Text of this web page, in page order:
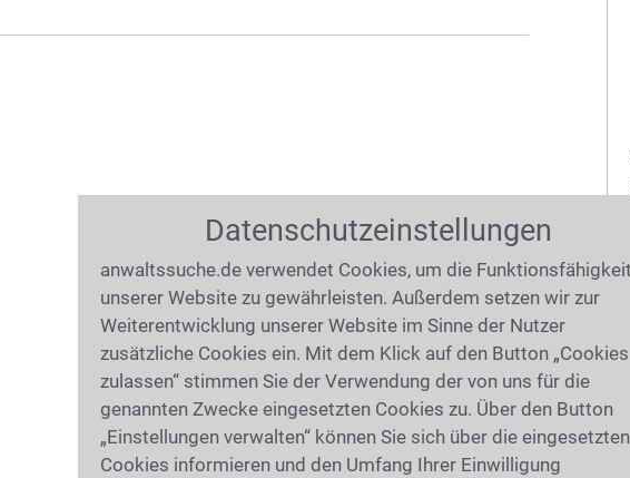
Datenschutzeinstellungen
anwaltssuche.de verwendet Cookies, um die Funktionsfähigkeit
unserer Website zu gewährleisten. Außerdem setzen wir zur
Weiterentwicklung unserer Website im Sinne der Nutzer
zusätzliche Cookies ein. Mit dem Klick auf den Button „Cookies
zulassen“ stimmen Sie der Verwendung der von uns für die
genannten Zwecke eingesetzten Cookies zu. Über den Button
„Einstellungen verwalten“ können Sie sich über die eingesetzten
Cookies informieren und den Umfang Ihrer Einwilligung